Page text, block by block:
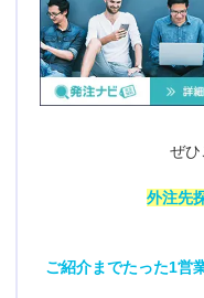
ぜひ
外注先
ご紹介までたった1営